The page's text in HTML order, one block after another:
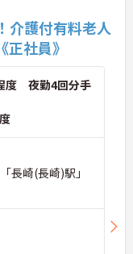
介護付有料老人
社員》
度 夜勤4回分手
長崎(長崎)駅」